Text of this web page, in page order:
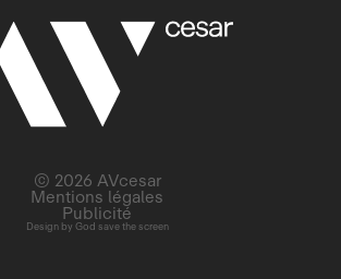
Design by God save the screen
© 2026 AVcesar
Mentions légales
Publicité